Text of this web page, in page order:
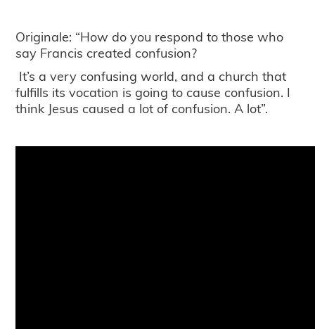
Originale: “How do you respond to those who
say Francis created confusion?
It’s a very confusing world, and a church that
fulfills its vocation is going to cause confusion. I
think Jesus caused a lot of confusion. A lot”.